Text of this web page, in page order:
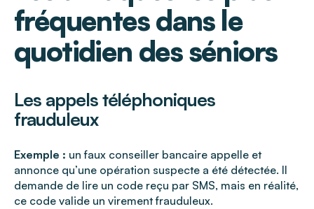
fréquentes dans le
quotidien des séniors
Les appels téléphoniques
frauduleux
Exemple : un faux conseiller bancaire appelle et
annonce qu’une opération suspecte a été détectée. Il
demande de lire un code reçu par SMS, mais en réalité,
ce code valide un virement frauduleux.